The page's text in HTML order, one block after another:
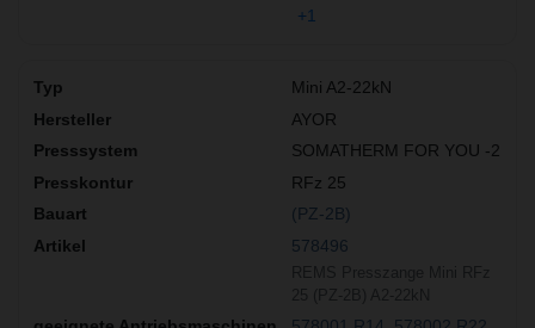
+1
Mini A2-22kN
AYOR
SOMATHERM FOR YOU -2
RFz 25
(PZ-2B)
578496